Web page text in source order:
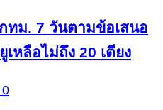
ทม. 7 วันตามข้อเสนอ
หลือไม่ถึง 20 เตียง
0